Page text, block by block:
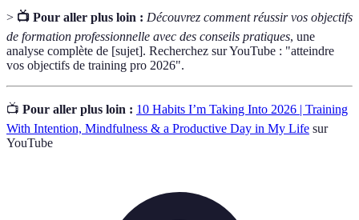
> 📺 Pour aller plus loin : Découvrez comment réussir vos objectifs
de formation professionnelle avec des conseils pratiques, une
analyse complète de [sujet]. Recherchez sur YouTube : "atteindre
vos objectifs de training pro 2026".
📺 Pour aller plus loin : 10 Habits I’m Taking Into 2026 | Training
With Intention, Mindfulness & a Productive Day in My Life sur
YouTube